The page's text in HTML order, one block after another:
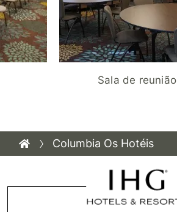
Sala de reunião
Columbia Os Hotéis